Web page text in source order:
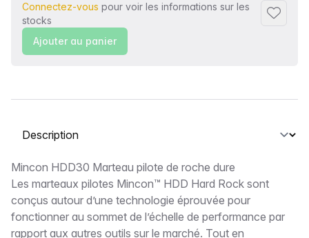
Connectez-vous pour voir les informations sur les
stocks
Ajouter
Ajouter au panier
Sélectionnez un onglet
Description
Mincon HDD30 Marteau pilote de roche dure
Les marteaux pilotes Mincon™ HDD Hard Rock sont
conçus autour d’une technologie éprouvée pour
fonctionner au sommet de l’échelle de performance par
rapport aux autres outils sur le marché. Tout en